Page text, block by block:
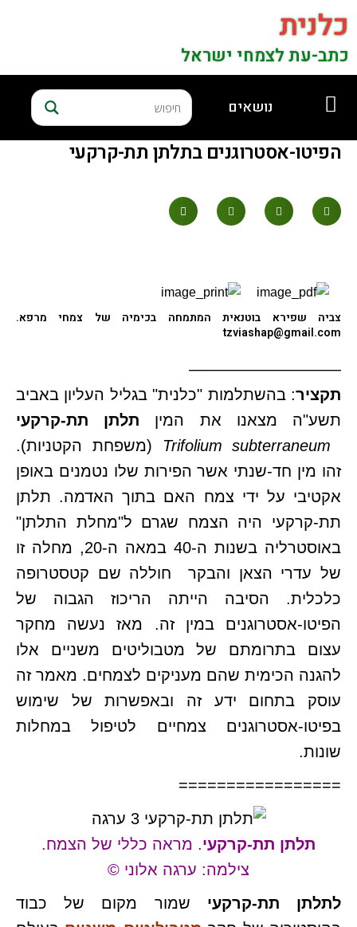
כלנית
כתב-עת לצמחי ישראל
נושאים
הפיטו-אסטרוגנים בתלתן תת-קרקעי
צביה שפירא בוטנאית המתמחה בכימיה של צמחי מרפא.
tzviashap@gmail.com
—————————–
תקציר: בהשתלמות "כלנית" בגליל העליון באביב
תשע"ה מצאנו את המין תלתן תת-קרקעי
Trifolium
subterraneum
(משפחת הקטניות).
זהו מין חד-שנתי אשר הפירות שלו נטמנים באופן
אקטיבי על ידי צמח האם בתוך האדמה. תלתן
תת-קרקעי היה הצמח שגרם ל"מחלת התלתן"
באוסטרליה בשנות ה-40 במאה ה-20, מחלה זו
של עדרי הצאן והבקר חוללה שם קטסטרופה
כלכלית. הסיבה הייתה הריכוז הגבוה של
הפיטו-אסטרוגנים במין זה. מאז נעשה מחקר
עצום בתרומתם של מטבוליטים משניים אלו
להגנה הכימית שהם מעניקים לצמחים. מאמר זה
עוסק בתחום ידע זה ובאפשרות של שימוש
בפיטו-אסטרוגנים צמחיים לטיפול במחלות
שונות.
=================
תלתן תת-קרקעי. מראה כללי של הצמח.
צילמה: ערגה אלוני ©
לתלתן תת-קרקעי שמור מקום של כבוד